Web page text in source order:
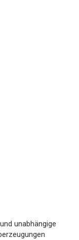
unabhängige